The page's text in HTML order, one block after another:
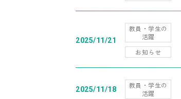
2025/11/21
教員・学生の
活躍
お知らせ
2025/11/18
教員・学生の
活躍